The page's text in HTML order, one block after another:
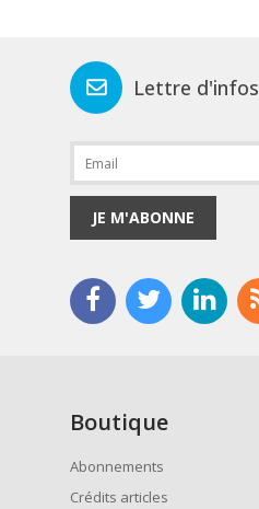
Lettre d'infos
JE M'ABONNE
Boutique
Abonnements
Crédits articles